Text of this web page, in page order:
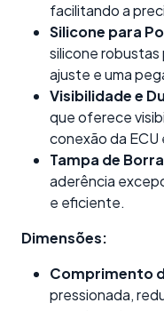
facilitando a
Silicone para
silicone robustas
ajuste e uma
Visibilidade e
que oferece
conexão da
Tampa de
aderência
e eficiente.
Dimensões:
Comprimento
pressionada,